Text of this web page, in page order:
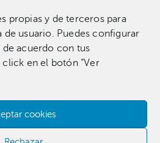
propias y de terceros para
usuario. Puedes configurar
acuerdo con tus
en el botón “Ver
cookies
1.369 obras entre pinturas,
dibujos e instalaciones
con nosotros​